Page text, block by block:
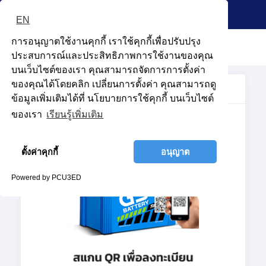
EN
การอนุญาตใช้งานคุกกี้ เราใช้คุกกี้เพื่อปรับปรุง
ประสบการณ์และประสิทธิภาพการใช้งานของคุณ
บนเว็บไซต์ของเรา คุณสามารถจัดการการตั้งค่า
ของคุณได้โดยคลิก เปลี่ยนการตั้งค่า คุณสามารถดู
ข้อมูลเพิ่มเติมได้ที่ นโยบายการใช้คุกกี้ บนเว็บไซต์
ของเรา เรียนรู้เพิ่มเติม
ตั้งค่าคุกกี้ อนุญาต
Powered by PCU3ED
เลือกวิธีการลงทะเบียน